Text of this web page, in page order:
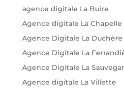
agence digitale La Buire
Agence digitale La Chapelle
Agence Digitale La Duchère
Agence Digitale La
Agence Digitale La
Agence digitale La Villette